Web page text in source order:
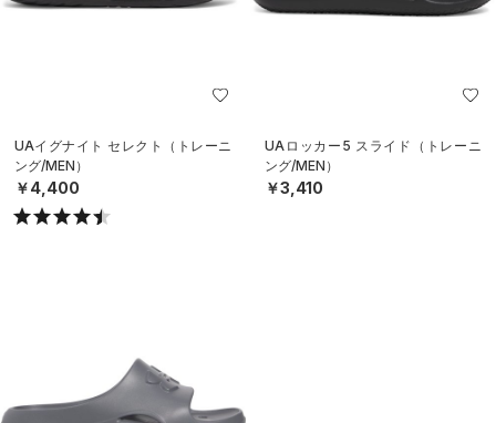
UAイグナイト セレクト（トレーニ
ング/MEN）
￥4,400
UAロッカー5 スライド（トレーニ
ング/MEN）
￥3,410